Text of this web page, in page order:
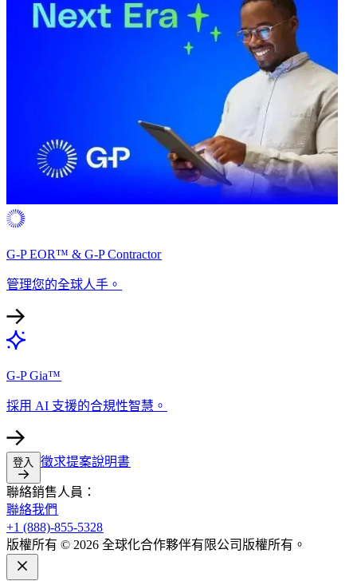
G-P EOR™ & G-P Contractor​​
管理您的全球人手。​​
G-P Gia™​​
採用 AI 支援的合規性智慧。​​
登入​​ 徵求提案說明書​​
聯絡銷售人員：​​
聯絡我們​​
+1 (888)-855-5328​​
版權所有 © 2026 全球化合作夥伴有限公司版權所有。​​